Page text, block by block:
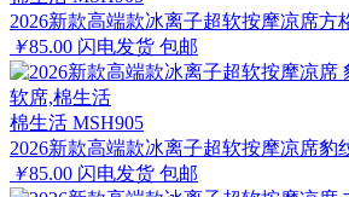
2026新款高端款冰离子超软按摩凉席方
￥85.00 闪电发货 包邮
棉生活 MSH905
2026新款高端款冰离子超软按摩凉席豹
￥85.00 闪电发货 包邮